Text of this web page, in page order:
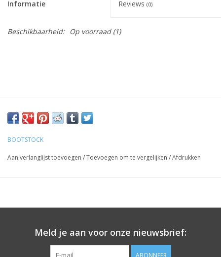
Informatie Reviews (0)
Beschikbaarheid: Op voorraad(1)
BOOTSTOCK
Aan verlanglijst toevoegen /Toevoegen om te vergelijken /Afdrukken
Meld je aan voor onze nieuwsbrief: